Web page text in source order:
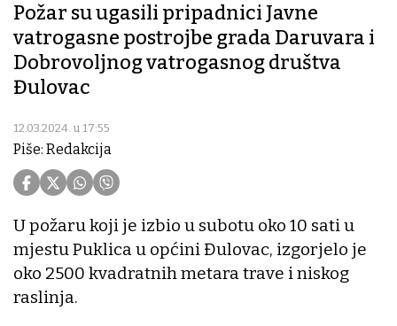
Požar su ugasili pripadnici Javne
vatrogasne postrojbe grada Daruvara i
Dobrovoljnog vatrogasnog društva
Đulovac
12.03.2024. u 17:55
Piše: Redakcija
U požaru koji je izbio u subotu oko 10 sati u
mjestu Puklica u općini Đulovac, izgorjelo je
oko 2500 kvadratnih metara trave i niskog
raslinja.